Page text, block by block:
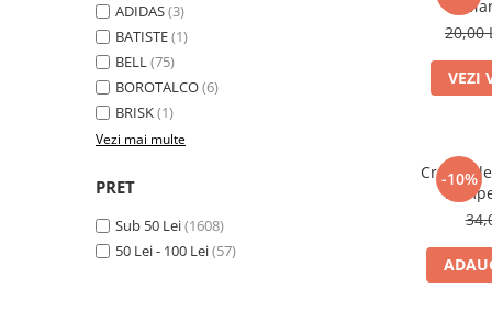
Gel fixare sprancene
Gel/tus sprancene
Mascara (rimel) sprancene
Vopsea sprancene
Ser sprancene
ADIDAS(3)
BATISTE(1)
BELL(75)
BOROTALCO(6)
BRISK(1)
Vezi mai multe
PRET
Sub 50 Lei(1608)
50 Lei - 100 Lei(57)
20,00
VEZI
-10%
Cremă de corp